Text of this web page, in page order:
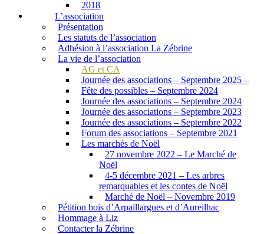
2018
L’association
Présentation
Les statuts de l’association
Adhésion à l’association La Zébrine
La vie de l’association
AG et CA
Journée des associations – Septembre 2025 –
Fête des possibles – Septembre 2024
Journée des associations – Septembre 2024
Journée des associations – Septembre 2023
Journée des associations – Septembre 2022
Forum des associations – Septembre 2021
Les marchés de Noël
27 novembre 2022 – Le Marché de
Noël
4-5 décembre 2021 – Les arbres
remarquables et les contes de Noël
Marché de Noël – Novembre 2019
Pétition bois d’Arpaillargues et d’Aureilhac
Hommage à Liz
Contacter la Zébrine